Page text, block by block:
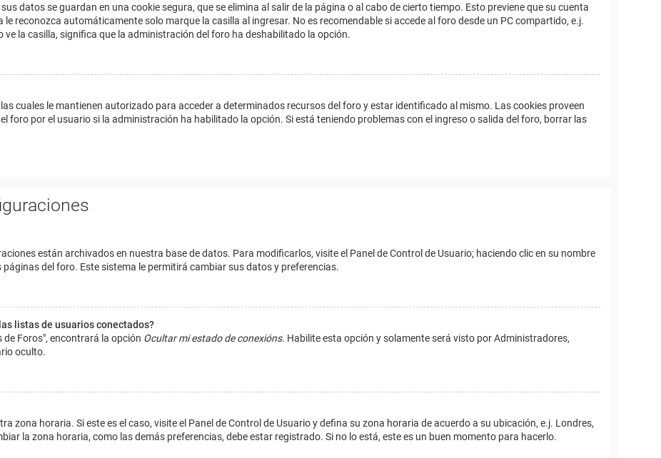
datos se guardan en una cookie segura, que se elimina al salir de la página o al cabo de cierto tiempo. Esto previene que su cuenta
reconozca automáticamente solo marque la casilla al ingresar. No es recomendable si accede al foro desde un PC compartido, e.j.
ve la casilla, significa que la administración del foro ha deshabilitado la opción.
cuales le mantienen autorizado para acceder a determinados recursos del foro y estar identificado al mismo. Las cookies proveen
foro por el usuario si la administración ha habilitado la opción. Si está teniendo problemas con el ingreso o salida del foro, borrar las
están archivados en nuestra base de datos. Para modificarlos, visite el Panel de Control de Usuario; haciendo clic en su nombre
del foro. Este sistema le permitirá cambiar sus datos y preferencias.
listas de usuarios conectados?
de Foros", encontrará la opción Ocultar mi estado de conexións. Habilite esta opción y solamente será visto por Administradores,
oculto.
zona horaria. Si este es el caso, visite el Panel de Control de Usuario y defina su zona horaria de acuerdo a su ubicación, e.j. Londres,
la zona horaria, como las demás preferencias, debe estar registrado. Si no lo está, este es un buen momento para hacerlo.